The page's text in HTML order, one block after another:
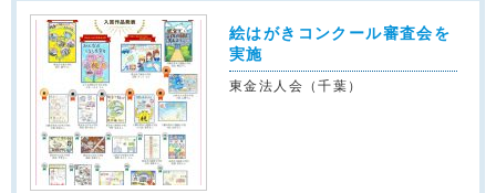
絵はがきコンクール審査会を
実施
東金法人会（千葉）